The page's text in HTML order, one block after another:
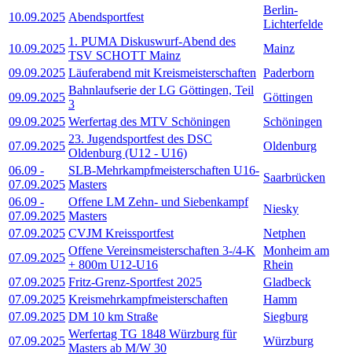
10.09.2025 Abendsportfest
Berlin-
Lichterfelde
10.09.2025
1. PUMA Diskuswurf-Abend des
TSV SCHOTT Mainz
Mainz
09.09.2025 Läuferabend mit Kreismeisterschaften Paderborn
09.09.2025
Bahnlaufserie der LG Göttingen, Teil
3
Göttingen
09.09.2025 Werfertag des MTV Schöningen
Schöningen
07.09.2025
23. Jugendsportfest des DSC
Oldenburg (U12 - U16)
Oldenburg
06.09 -
07.09.2025
SLB-Mehrkampfmeisterschaften U16-
Masters
Saarbrücken
06.09 -
07.09.2025
Offene LM Zehn- und Siebenkampf
Masters
Niesky
07.09.2025 CVJM Kreissportfest
Netphen
07.09.2025
Offene Vereinsmeisterschaften 3-/4-K
+ 800m U12-U16
Monheim am
Rhein
07.09.2025 Fritz-Grenz-Sportfest 2025
Gladbeck
07.09.2025 Kreismehrkampfmeisterschaften
Hamm
07.09.2025 DM 10 km Straße
Siegburg
07.09.2025
Werfertag TG 1848 Würzburg für
Masters ab M/W 30
Würzburg